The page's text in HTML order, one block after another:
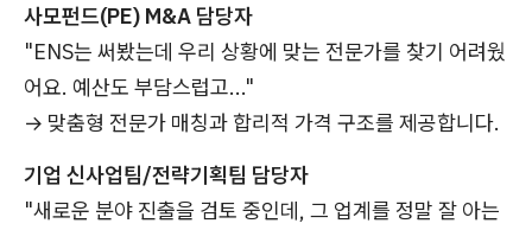
사모펀드(PE) M&A 담당자
"ENS는 써봤는데 우리 상황에 맞는 전문가를 찾기 어려웠
어요. 예산도 부담스럽고..."
→ 맞춤형 전문가 매칭과 합리적 가격 구조를 제공합니다.
기업 신사업팀/전략기획팀 담당자
"새로운 분야 진출을 검토 중인데, 그 업계를 정말 잘 아는